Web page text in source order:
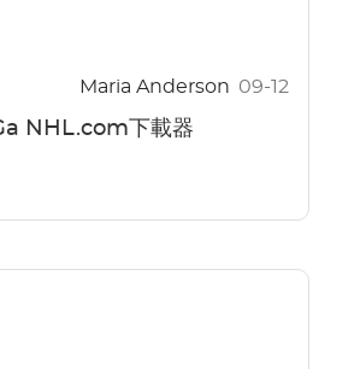
Maria Anderson 09-12
NHL.com下載器